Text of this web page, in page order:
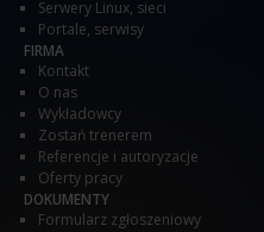
Serwery Linux, sieci
Portale, serwisy
FIRMA
Kontakt
O nas
Wykładowcy
Zostań trenerem
Referencje i autoryzacje
Oferty pracy
DOKUMENTY
Formularz zgłoszeniowy